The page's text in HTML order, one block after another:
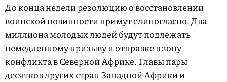
До конца недели резолюцию о восстановлении
воинской повинности примут единогласно. Два
миллиона молодых людей будут подлежать
немедленному призыву и отправке в зону
конфликта в Северной Африке. Главы пары
десятков других стран Западной Африки и